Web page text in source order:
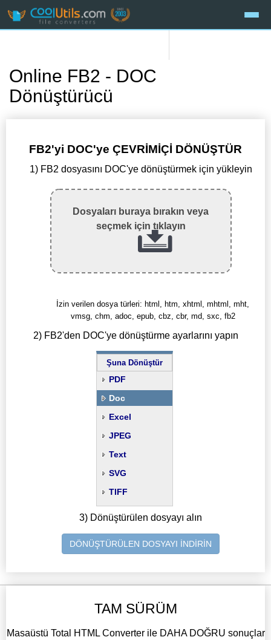
Online FB2 - DOC
Dönüştürücü
FB2'yi DOC'ye ÇEVRİMİÇİ DÖNÜŞTÜR
1) FB2 dosyasını DOC'ye dönüştürmek için yükleyin
Dosyaları buraya bırakın veya
seçmek için tıklayın
İzin verilen dosya türleri: html, htm, xhtml, mhtml, mht,
vmsg, chm, adoc, epub, cbz, cbr, md, sxc, fb2
2) FB2'den DOC'ye dönüştürme ayarlarını yapın
Şuna Dönüştür
PDF
Doc
Excel
JPEG
Text
SVG
TIFF
3) Dönüştürülen dosyayı alın
DÖNÜŞTÜRÜLEN DOSYAYI İNDİRİN
TAM SÜRÜM
Masaüstü Total HTML Converter ile DAHA DOĞRU sonuçlar